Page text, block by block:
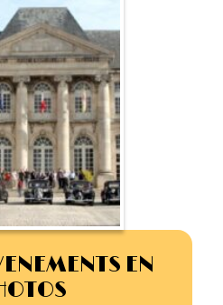
6 D –
H –
EN